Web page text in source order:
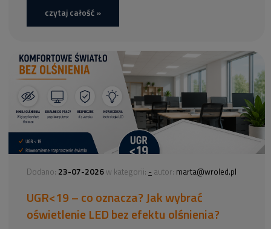
czytaj całość »
Dodano: 23-07-2026 w kategorii: - autor: marta@wroled.pl
UGR<19 – co oznacza? Jak wybrać
oświetlenie LED bez efektu olśnienia?